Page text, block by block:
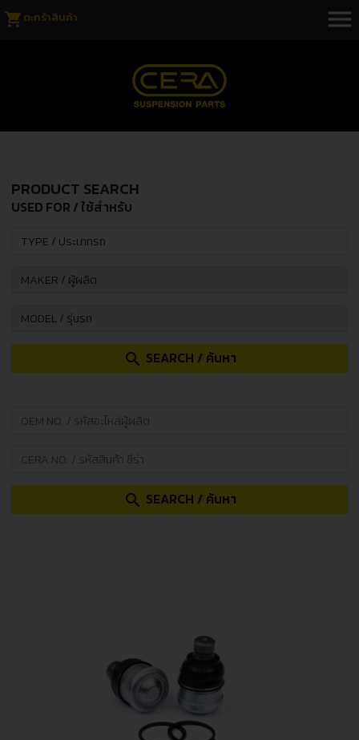
shopping_cart ตะกร้าสินค้า menu
PRODUCT SEARCH
USED FOR / ใช้สำหรับ
search SEARCH / ค้นหา
search SEARCH / ค้นหา